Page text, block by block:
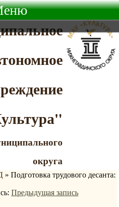
округа
» Подготовка трудового десанта:
Предыдущая запись